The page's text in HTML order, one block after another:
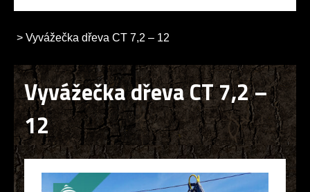
> Vyvážečka dřeva CT 7,2 – 12
Vyvážečka dřeva CT 7,2 –
12